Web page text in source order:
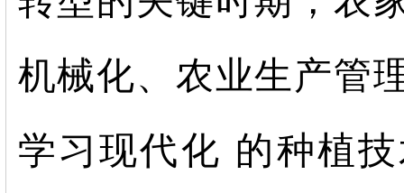
机械化、农业生产管
学习现代化 的种植